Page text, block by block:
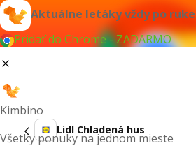
Aktuálne letáky vždy po ruke
Pridať do Chrome - ZADARMO
Kimbino
Všetky ponuky na jednom mieste
Lidl Chladená hus